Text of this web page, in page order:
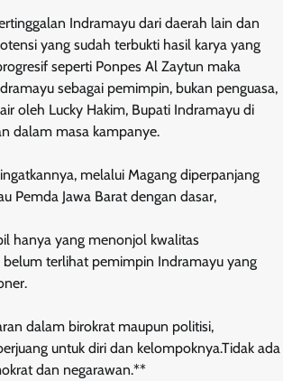
Indramayu dari daerah lain dan
yang sudah terbukti hasil karya yang
seperti Ponpes Al Zaytun maka
sebagai pemimpin, bukan penguasa,
oleh Lucky Hakim, Bupati Indramayu di
dalam masa kampanye.
melalui Magang diperpanjang
Pemda Jawa Barat dengan dasar,
hanya yang menonjol kwalitas
terlihat pemimpin Indramayu yang
dalam birokrat maupun politisi,
untuk diri dan kelompoknya.Tidak ada
dan negarawan.**